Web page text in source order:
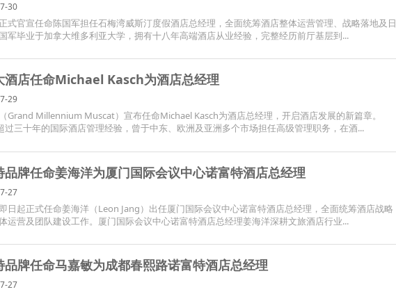
30
式官宣任命陈国军担任石梅湾威斯汀度假酒店总经理，全面统筹酒店整体运营管理、战略落地及日
军毕业于加拿大维多利亚大学，拥有十八年高端酒店从业经验，完整经历前厅基层到...
酒店任命Michael Kasch为酒店总经理
29
Grand Millennium Muscat）宣布任命Michael Kasch为酒店总经理，开启酒店发展的新篇章。
过三十年的国际酒店管理经验，曾于中东、欧洲及亚洲多个市场担任高级管理职务，在酒...
牌任命姜海洋为厦门国际会议中心诺富特酒店总经理
27
日起正式任命姜海洋（Leon Jang）出任厦门国际会议中心诺富特酒店总经理，全面统筹酒店战略
运营及团队建设工作。厦门国际会议中心诺富特酒店总经理姜海洋深耕文旅酒店行业...
牌任命马嘉敏为成都春熙路诺富特酒店总经理
27